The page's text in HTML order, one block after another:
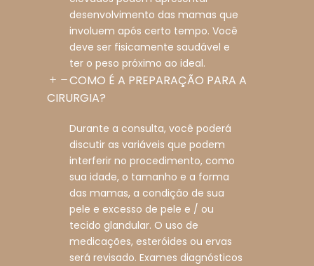
desenvolvimento das mamas que
involuem após certo tempo. Você
deve ser fisicamente saudável e
ter o peso próximo ao ideal.
COMO É A PREPARAÇÃO PARA A
CIRURGIA?
Durante a consulta, você poderá
discutir as variáveis que podem
interferir no procedimento, como
sua idade, o tamanho e a forma
das mamas, a condição de sua
pele e excesso de pele e / ou
tecido glandular. O uso de
medicações, esteróides ou ervas
será revisado. Exames diagnósticos